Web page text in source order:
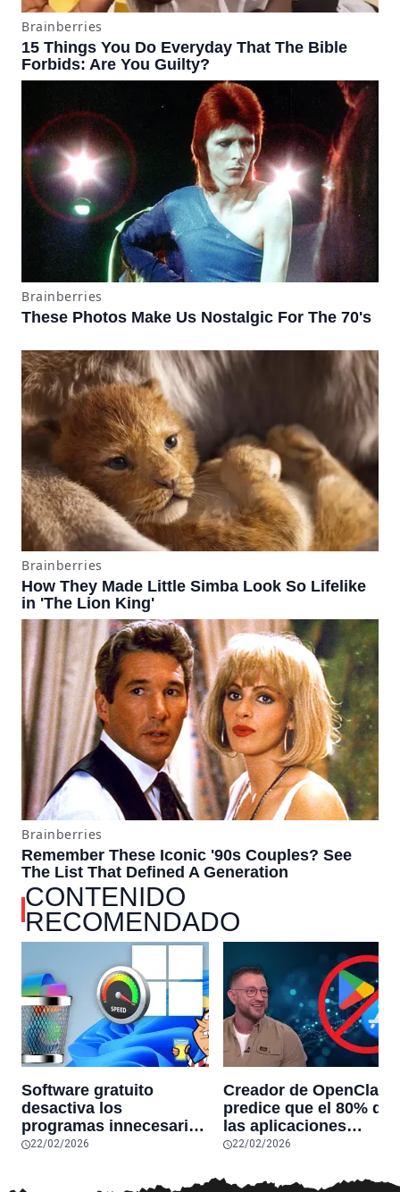
CONTENIDO
RECOMENDADO
Software gratuito
desactiva los
programas innecesarios
de Windows 11 y
reduciendo el uso de la
22/02/2026
Creador de OpenClaw
predice que el 80% de
las aplicaciones
actuales
sobrevivirán las
22/02/2026